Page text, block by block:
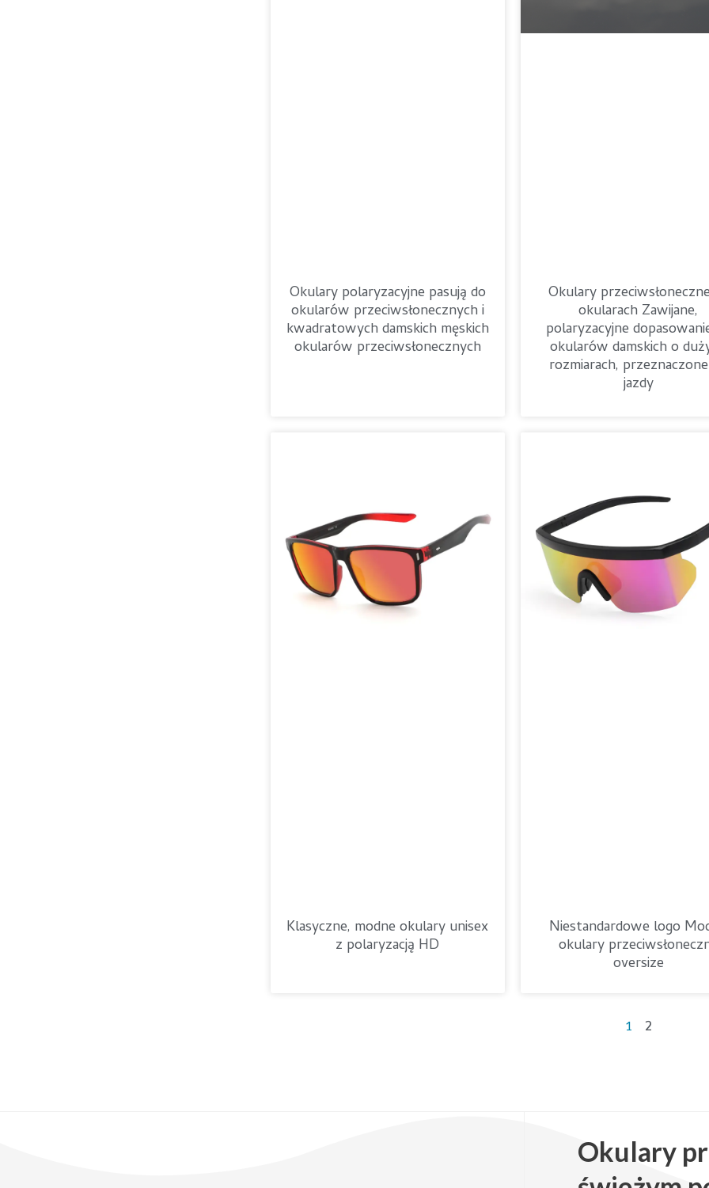
Okulary polaryzacyjne pasują do
okularów przeciwsłonecznych i
kwadratowych damskich męskich
okularów przeciwsłonecznych
Okulary
okularach Zawijane,
polaryzacyjne
okularów damskich o
rozmiarach,
jazdy
Klasyczne, modne okulary unisex
z polaryzacją HD
Niestandardowe logo
okulary
oversize
1 2
Okulary